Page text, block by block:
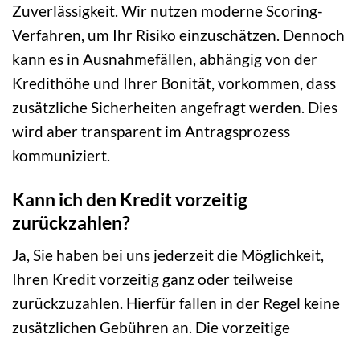
Zuverlässigkeit. Wir nutzen moderne Scoring-
Verfahren, um Ihr Risiko einzuschätzen. Dennoch
kann es in Ausnahmefällen, abhängig von der
Kredithöhe und Ihrer Bonität, vorkommen, dass
zusätzliche Sicherheiten angefragt werden. Dies
wird aber transparent im Antragsprozess
kommuniziert.
Kann ich den Kredit vorzeitig
zurückzahlen?
Ja, Sie haben bei uns jederzeit die Möglichkeit,
Ihren Kredit vorzeitig ganz oder teilweise
zurückzuzahlen. Hierfür fallen in der Regel keine
zusätzlichen Gebühren an. Die vorzeitige